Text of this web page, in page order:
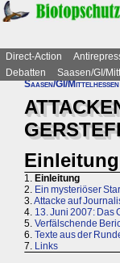
Direct-Action
Debatten
Saasen/GI/
Saasen/GI/Mittelhessen
Einleitung
1. Einleitung
2. Ein mysteriöser
3.Attacke auf
4. 13. Juni 2007: Das
5. Verfälschende
6. Texte aus der
7. Links